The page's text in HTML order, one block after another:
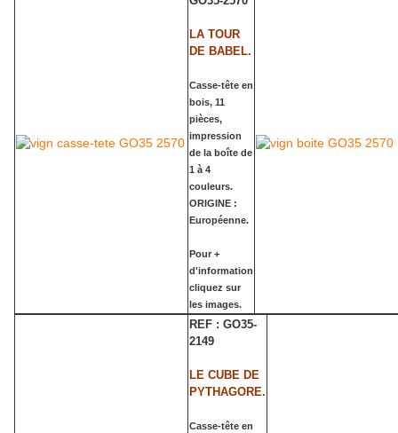
LA TOUR
DE BABEL.
Casse-tête en
bois, 11
pièces,
impression
de la boîte de
1 à 4
couleurs.
ORIGINE :
Européenne.
Pour +
d'information
cliquez sur
les images.
REF : GO35-
2149
LE CUBE DE
PYTHAGORE.
Casse-tête en